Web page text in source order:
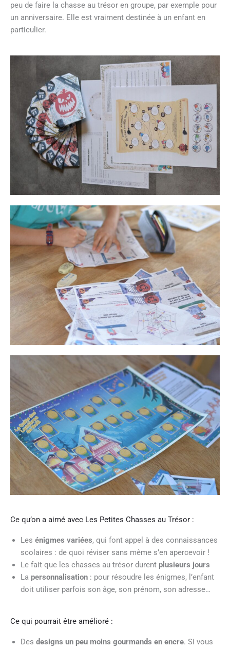
peu de faire la chasse au trésor en groupe, par exemple pour
un anniversaire. Elle est vraiment destinée à un enfant en
particulier.
Ce qu’on a aimé avec Les Petites Chasses au Trésor :
Les énigmes variées, qui font appel à des connaissances
scolaires : de quoi réviser sans même s’en apercevoir !
Le fait que les chasses au trésor durent plusieurs jours
La personnalisation : pour résoudre les énigmes, l’enfant
doit utiliser parfois son âge, son prénom, son adresse…
Ce qui pourrait être amélioré :
Des designs un peu moins gourmands en encre. Si vous